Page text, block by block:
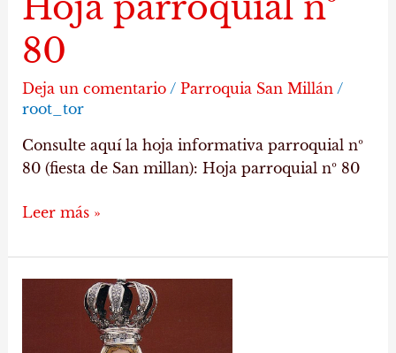
80
Deja un comentario / Parroquia San Millán/
root_tor
Consulte aquí la hoja informativa parroquial nº
80 (fiesta de San millan): Hoja parroquial nº 80
Leer más »
parroquial